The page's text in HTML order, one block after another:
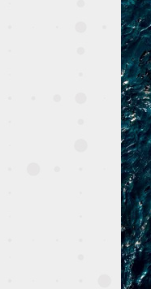
171 серия
175 серия
179 серия
183 серия
187 серия
191 серия
195 серия